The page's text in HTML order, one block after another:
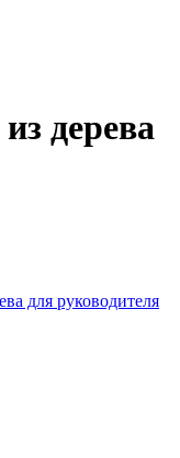
дерева
для руководителя